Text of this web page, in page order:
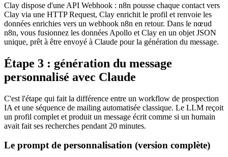
Clay dispose d'une API Webhook : n8n pousse chaque contact vers
Clay via une HTTP Request, Clay enrichit le profil et renvoie les
données enrichies vers un webhook n8n en retour. Dans le nœud
n8n, vous fusionnez les données Apollo et Clay en un objet JSON
unique, prêt à être envoyé à Claude pour la génération du message.
Étape 3 : génération du message
personnalisé avec Claude
C'est l'étape qui fait la différence entre un workflow de prospection
IA et une séquence de mailing automatisée classique. Le LLM reçoit
un profil complet et produit un message écrit comme si un humain
avait fait ses recherches pendant 20 minutes.
Le prompt de personnalisation (version complète)